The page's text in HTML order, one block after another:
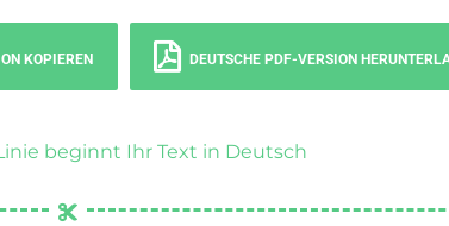
KOPIEREN DEUTSCHE PDF-VERSION
beginnt Ihr Text in Deutsch